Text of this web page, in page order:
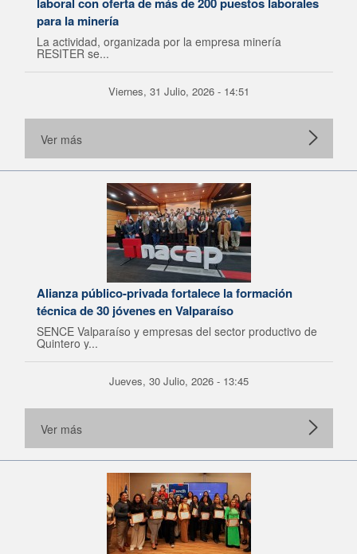
para la minería
La actividad, organizada por la empresa minería
RESITER se...
Viernes, 31 Julio, 2026 - 14:51
Ver más
Alianza público-privada fortalece la formación
técnica de 30 jóvenes en Valparaíso
SENCE Valparaíso y empresas del sector productivo de
Quintero y...
Jueves, 30 Julio, 2026 - 13:45
Ver más